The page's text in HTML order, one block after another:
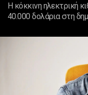
Η κόκκινη ηλεκτρική
40.000 δολάρια στη